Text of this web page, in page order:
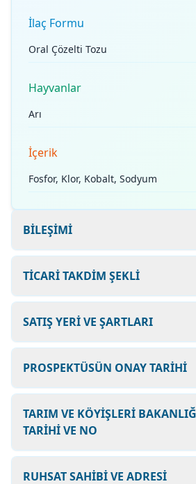
İlaç Formu
Oral Çözelti Tozu
Hayvanlar
Arı
İçerik
Fosfor, Klor, Kobalt, Sodyum
BİLEŞİMİ
TİCARİ TAKDİM ŞEKLİ
SATIŞ YERİ VE ŞARTLARI
PROSPEKTÜSÜN ONAY TARİHİ
TARIM VE KÖYİŞLERİ
TARİHİ VE NO
RUHSAT SAHİBİ VE ADRESİ